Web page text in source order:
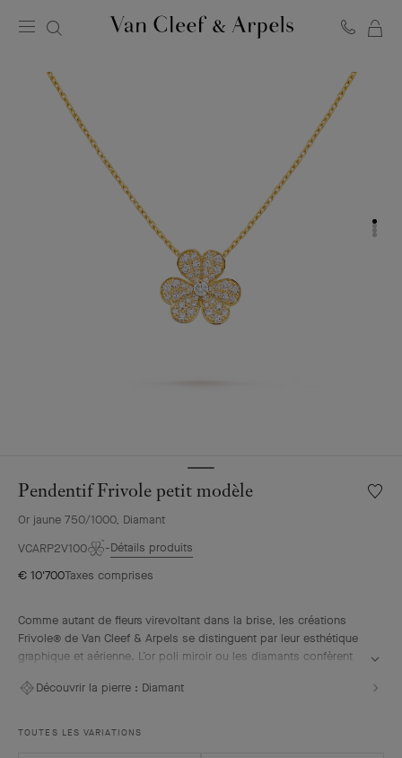
Pendentif Frivole petit modèle
Or jaune 750/1000, Diamant
Liste
VCARP2V100
Détails produits
€ 10'700Taxes comprises
Comme autant de fleurs virevoltant dans la brise, les créations
Frivole® de Van Cleef & Arpels se distinguent par leur esthétique
graphique et aérienne. L’or poli miroir ou les diamants confèrent
Découvrir la pierre : Diamant
TOUTES LES VARIATIONS